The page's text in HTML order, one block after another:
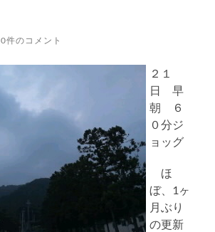
0件のコメント
２１
日 早
朝 ６
０分ジ
ョッグ
ほ
ぼ、1ヶ
月ぶり
の更新